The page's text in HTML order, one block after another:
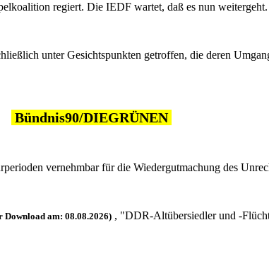
regiert. Die IEDF wartet, daß es nun
unter Gesichtspunkten getroffen, die deren
Bündnis90/DIEGRÜNEN
vernehmbar für die Wiedergutmachung des
Download am: 08.08.2026) , "DDR-Altübersiedler und -